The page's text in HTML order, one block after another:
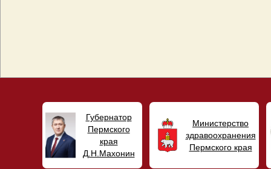
Губернатор
Пермского
края
Д.Н.Махонин
Министерство
здравоохранения
Пермского края